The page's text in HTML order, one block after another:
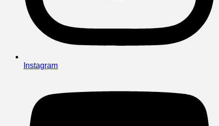
Instagram